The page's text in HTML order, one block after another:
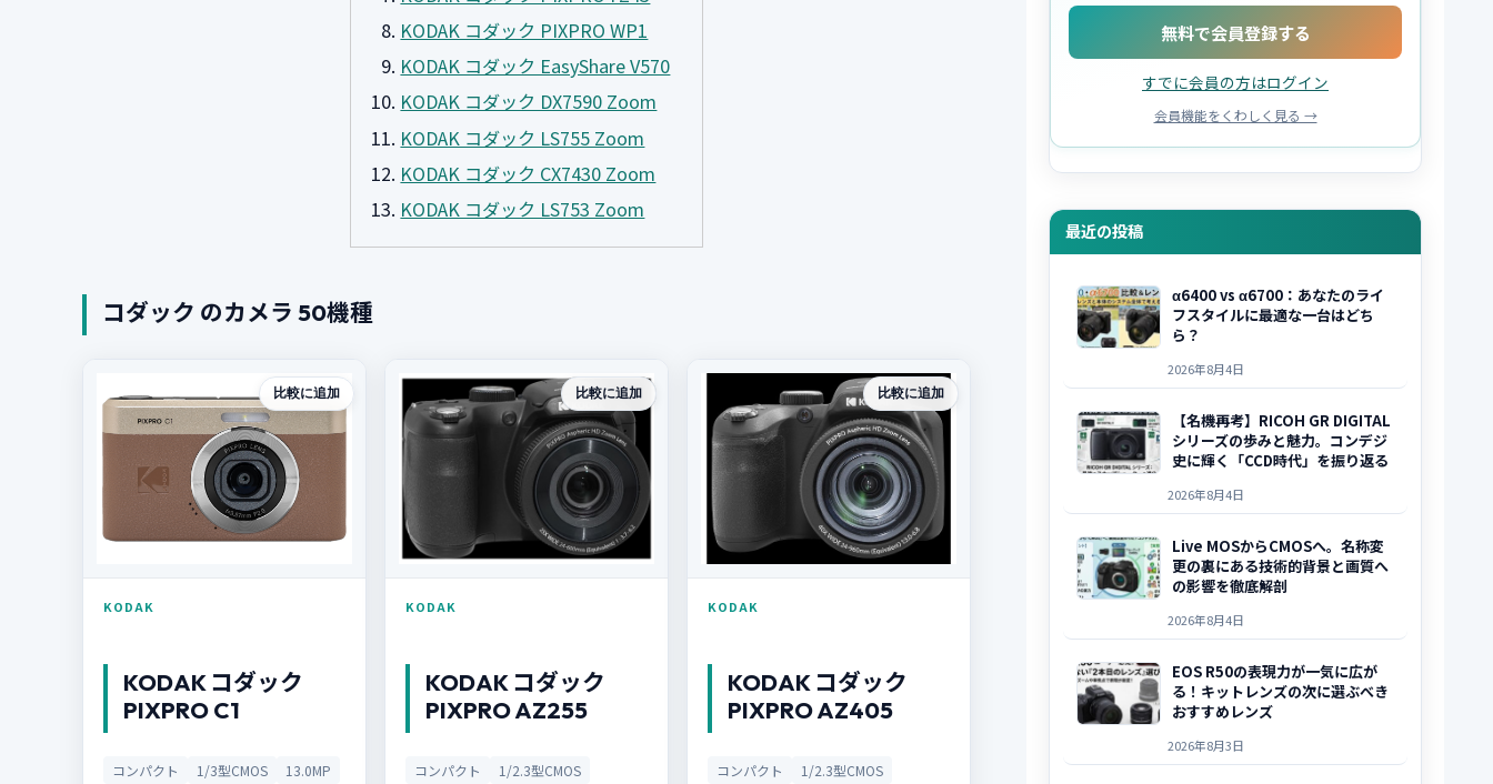
KODAK コダック PIXPRO WP1
KODAK コダック EasyShare V570
KODAK コダック DX7590 Zoom
KODAK コダック LS755 Zoom
KODAK コダック CX7430 Zoom
KODAK コダック LS753 Zoom
コダック のカメラ 50機種
比較に追加
KODAK
KODAK コダック
PIXPRO C1
コンパクト 1/3型CMOS 13.0MP
比較に追加
KODAK
KODAK コダック
PIXPRO AZ255
コンパクト
1/2.3型CMOS
比較に追加
KODAK
KODAK コダック
PIXPRO AZ405
コンパクト
1/2.3型CMOS
無料で会員登録する
すでに会員の方はログイン
会員機能をくわしく見る →
最近の投稿
α6400 vs α6700：あなたのライ
フスタイルに最適な一台はどち
ら？
2026年8月4日
【名機再考】RICOH GR DIGITAL
シリーズの歩みと魅力。コンデジ
史に輝く「CCD時代」を振り返る
2026年8月4日
Live MOSからCMOSへ。名称変
更の裏にある技術的背景と画質へ
の影響を徹底解剖
2026年8月4日
EOS R50の表現力が一気に広が
る！キットレンズの次に選ぶべき
おすすめレンズ
2026年8月3日